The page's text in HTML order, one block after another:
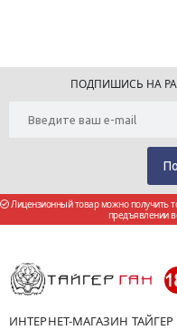
ПОДПИШИСЬ НА
Лицензионный товар можно получить
предъявлении
ИНТЕРНЕТ-МАГАЗИН ТАЙГЕР